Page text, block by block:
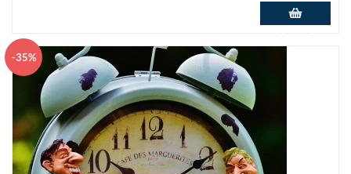
-35%